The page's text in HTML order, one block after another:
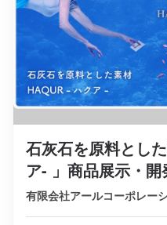
石灰石を原料とし
ア- 」商品展示・
有限会社アールコーポレー